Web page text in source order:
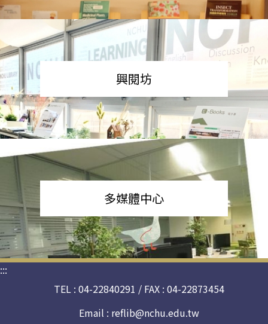
興閱坊
多媒體中心
:::
TEL : 04-22840291 / FAX : 04-22873454
Email : reflib@nchu.edu.tw